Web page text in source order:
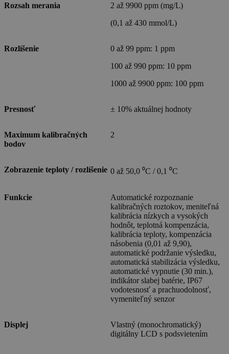
Rozsah merania
2 až 9900 ppm (mg/L)
(0,1 až 430 mmol/L)
Rozlíšenie
0 až 99 ppm: 1 ppm
100 až 990 ppm: 10 ppm
1000 až 9900 ppm: 100 ppm
Presnosť ± 10% aktuálnej hodnoty
Maximum kalibračných
bodov
2
Zobrazenie teploty / rozlíšenie 0 až 50,0 ⁰C / 0,1 ⁰C
Funkcie
Automatické rozpoznanie
kalibračných roztokov, meniteľná
kalibrácia nízkych a vysokých
hodnôt, teplotná kompenzácia,
kalibrácia teploty, kompenzácia
násobenia (0,01 až 9,90),
automatické podržanie výsledku,
automatická stabilizácia výsledku,
automatické vypnutie (30 min.),
indikátor slabej batérie, IP67
vodotesnosť a prachuodolnosť,
vymeniteľný senzor
Displej
Vlastný (monochromatický)
digitálny LCD s podsvietením